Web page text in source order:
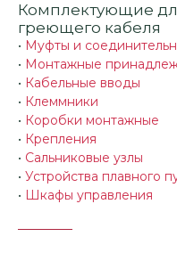
Комплектующие
греющего кабеля
• Муфты и
• Монтажные
• Кабельные вводы
• Клеммники
• Коробки монтажные
• Крепления
• Сальниковые узлы
• Устройства плавного
• Шкафы управления